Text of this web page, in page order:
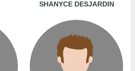
SHANYCE DESJARDIN